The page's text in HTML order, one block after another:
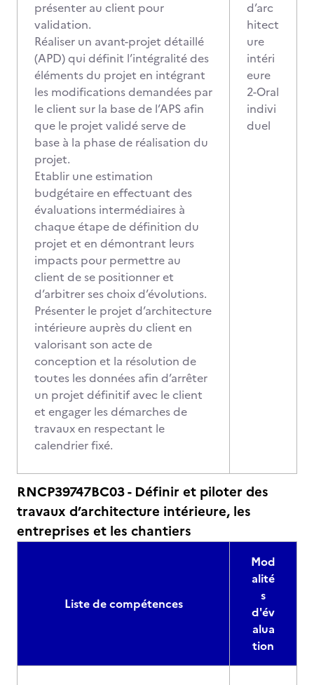
présenter au client pour
validation.
Réaliser un avant-projet détaillé
(APD) qui définit l’intégralité des
éléments du projet en intégrant
les modifications demandées par
le client sur la base de l’APS afin
que le projet validé serve de
base à la phase de réalisation du
projet.
Etablir une estimation
budgétaire en effectuant des
évaluations intermédiaires à
chaque étape de définition du
projet et en démontrant leurs
impacts pour permettre au
client de se positionner et
d’arbitrer ses choix d’évolutions.
Présenter le projet d’architecture
intérieure auprès du client en
valorisant son acte de
conception et la résolution de
toutes les données afin d’arrêter
un projet définitif avec le client
et engager les démarches de
travaux en respectant le
calendrier fixé.
d’arc
hitect
ure
intéri
eure
2-Oral
indivi
duel
RNCP39747BC03 - Définir et piloter des
travaux d’architecture intérieure, les
entreprises et les chantiers
Liste de compétences
Mod
alité
s
d'év
alua
tion